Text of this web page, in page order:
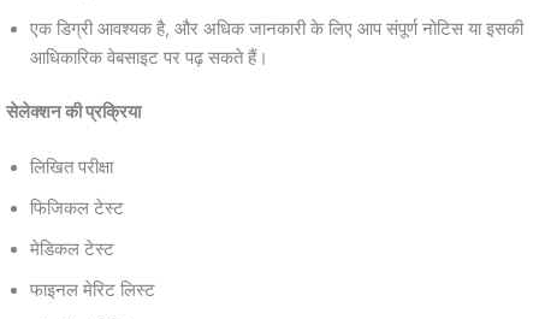
एक डिग्री आवश्यक है, और अधिक जानकारी के लिए आप संपूर्ण नोटिस या इसकी
आधिकारिक वेबसाइट पर पढ़ सकते हैं।
सेलेक्शन की प्रक्रिया
लिखित परीक्षा
फिजिकल टेस्ट
मेडिकल टेस्ट
फाइनल मेरिट लिस्ट